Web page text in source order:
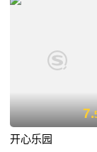
7.
开心乐园